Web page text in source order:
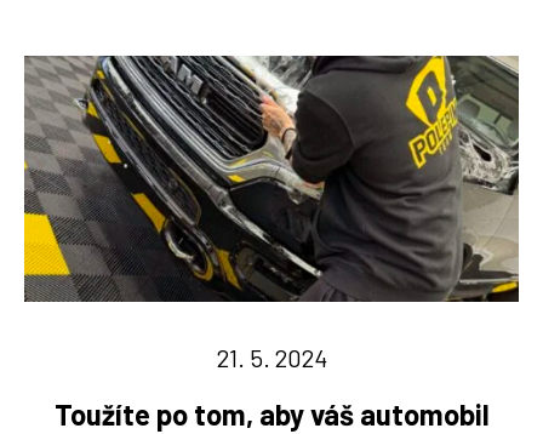
21. 5. 2024
Toužíte po tom, aby váš automobil